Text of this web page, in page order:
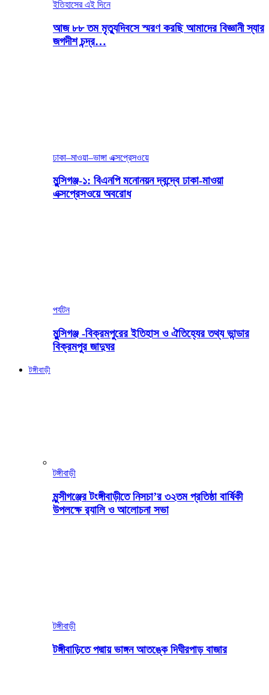
ইতিহাসের এই দিনে
আজ ৮৮ তম মৃত্যুদিবসে স্মরণ করছি আমাদের বিজ্ঞানী স্যার
জগদীশ চন্দ্র…
ঢাকা–মাওয়া–ভাঙ্গা এক্সপ্রেসওয়ে
মুন্সিগঞ্জ-১: বিএনপি মনোনয়ন দ্বন্দ্বে ঢাকা-মাওয়া
এক্সপ্রেসওয়ে অবরোধ
পর্যটন
মুন্সিগঞ্জ -বিক্রমপুরের ইতিহাস ও ঐতিহ্যের তথ্য ভান্ডার
বিক্রমপুর জাদুঘর
টঙ্গীবাড়ী
টঙ্গীবাড়ী
মুন্সীগঞ্জের টংঙ্গীবাড়ীতে নিসচা’র ৩২তম প্রতিষ্ঠা বার্ষিকী
উপলক্ষে র‍্যালি ও আলোচনা সভা
টঙ্গীবাড়ী
টঙ্গীবাড়িতে পদ্মায় ভাঙ্গন আতঙ্কে দিঘীরপাড় বাজার